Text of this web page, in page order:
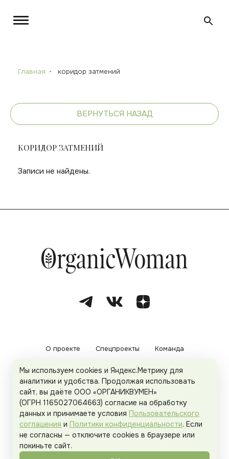
Главная коридор затмений
ВЕРНУТЬСЯ НАЗАД
КОРИДОР ЗАТМЕНИЙ
Записи не найдены.
О проекте Спецпроекты Команда
Рекламодателям Политика конфиденциальности
Пользовательское соглашение
Organicwoman.ru . Все права защищены.
Мы используем cookies и Яндекс.Метрику для
аналитики и удобства. Продолжая использовать
сайт, вы даёте ООО «ОРГАНИКВУМЕН»
(ОГРН 1165027064663) согласие на обработку
данных и принимаете условия Пользовательского
соглашения и Политики конфиденциальности. Если
не согласны — отключите cookies в браузере или
покиньте сайт.